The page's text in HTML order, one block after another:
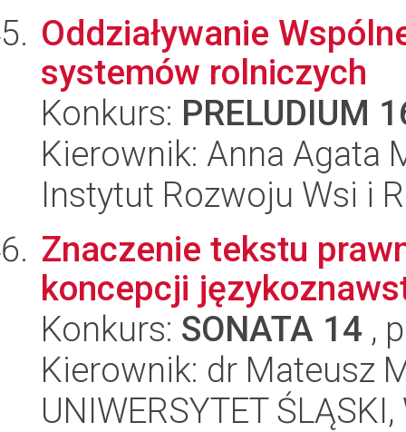
Oddziaływanie
systemów rolniczych
Konkurs: PRELUDIUM
Kierownik: Anna Agata
Instytut Rozwoju Wsi i
Znaczenie tekstu
koncepcji
Konkurs: SONATA 14 ,
Kierownik: dr Mateusz
UNIWERSYTET